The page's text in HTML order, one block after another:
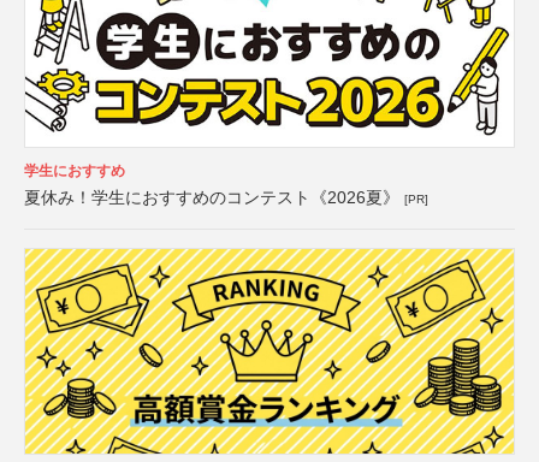
学生におすすめ
夏休み！学生におすすめのコンテスト《2026夏》 [PR]